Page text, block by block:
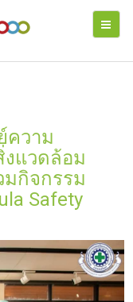
ความ
แวดล้อม
กิจกรรม
Safety​